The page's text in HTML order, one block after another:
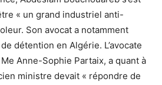
« un grand industriel anti-
Son avocat a notamment
détention en Algérie. L’avocate
Anne-Sophie Partaix, a quant à
ministre devait « répondre de